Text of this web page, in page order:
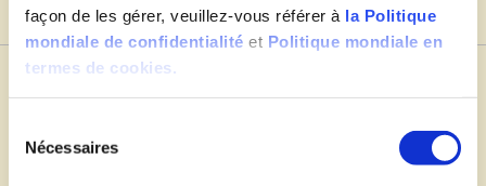
façon de les gérer, veuillez-vous référer à la Politique
mondiale de confidentialité et Politique mondiale en
termes de cookies.
Nécessaires
Four Air Fryer Micro-ondes Friteuse
Poêle X Effacer les filtres